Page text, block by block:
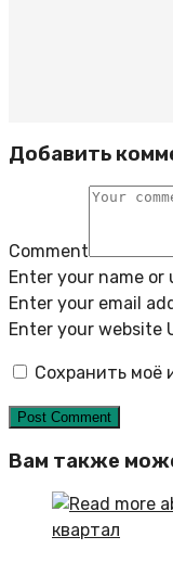
Добавить
Comment
Enter your name or
Enter your email
Enter your website
Сохранить моё
Вам также